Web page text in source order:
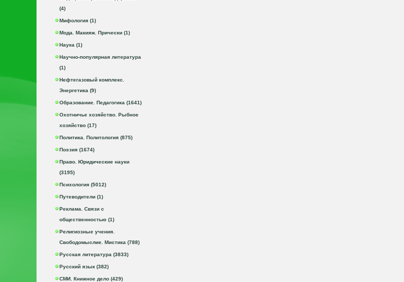
(4)
Мифология (1)
Мода. Макияж. Прически (1)
Наука (1)
Научно-популярная литература
(1)
Нефтегазовый комплекс.
Энергетика (9)
Образование. Педагогика (1641)
Охотничье хозяйство. Рыбное
хозяйство (17)
Политика. Политология (875)
Поэзия (1674)
Право. Юридические науки
(3195)
Психология (5012)
Путеводители (1)
Реклама. Связи с
общественностью (1)
Религиозные учения.
Свободомыслие. Мистика (788)
Русская литература (3833)
Русский язык (382)
СМИ. Книжное дело (429)